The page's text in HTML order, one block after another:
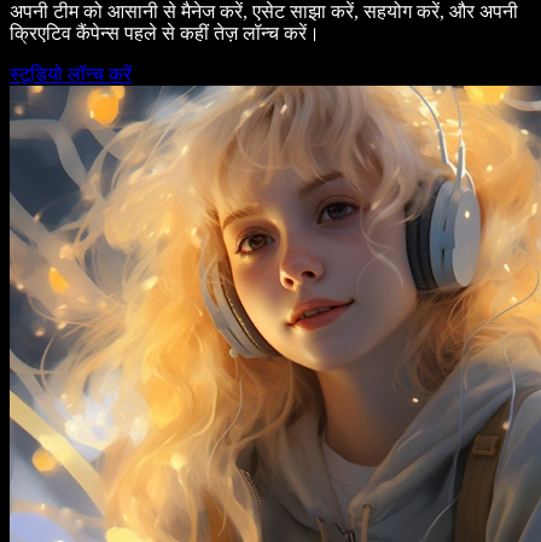
अपनी टीम को आसानी से मैनेज करें, एसेट साझा करें, सहयोग करें, और अपनी
क्रिएटिव कैंपेन्स पहले से कहीं तेज़ लॉन्च करें।
स्टूडियो लॉन्च करें